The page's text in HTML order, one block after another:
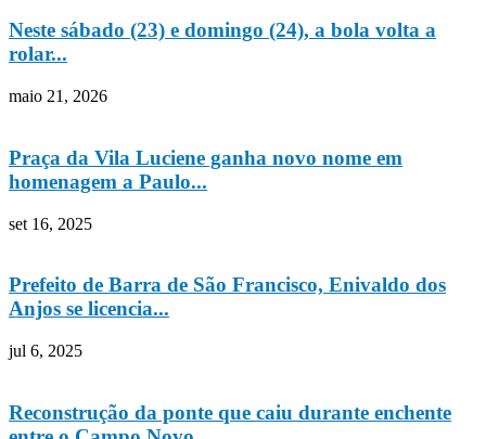
Neste sábado (23) e domingo (24), a bola volta a
rolar...
maio 21, 2026
Praça da Vila Luciene ganha novo nome em
homenagem a Paulo...
set 16, 2025
Prefeito de Barra de São Francisco, Enivaldo dos
Anjos se licencia...
jul 6, 2025
Reconstrução da ponte que caiu durante enchente